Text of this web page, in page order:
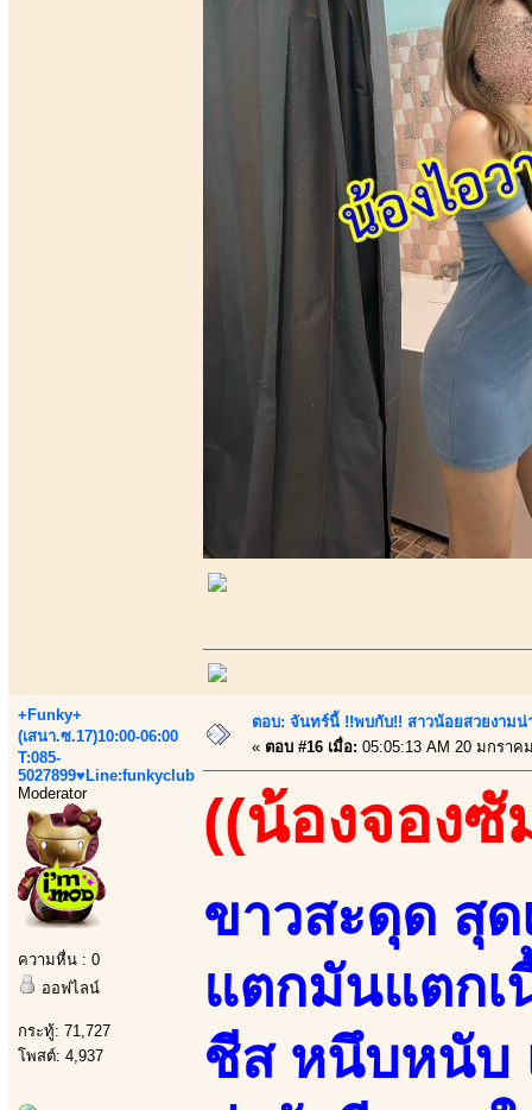
+Funky+
(เสนา.ซ.17)10:00-06:00
T:085-
5027899♥Line:funkyclub
Moderator
ความหื่น : 0
ออฟไลน์
กระทู้: 71,727
โพสต์: 4,937
ตอบ: จันทร์นี้ !!พบกับ!! สาวน้อยสวยงาม
« ตอบ #16 เมื่อ: 05:05:13 AM 20 มกราค
((น้องจองซั
ขาวสะดุด สุด
แตกมันแตกเ
ชีส หนึบหนับ